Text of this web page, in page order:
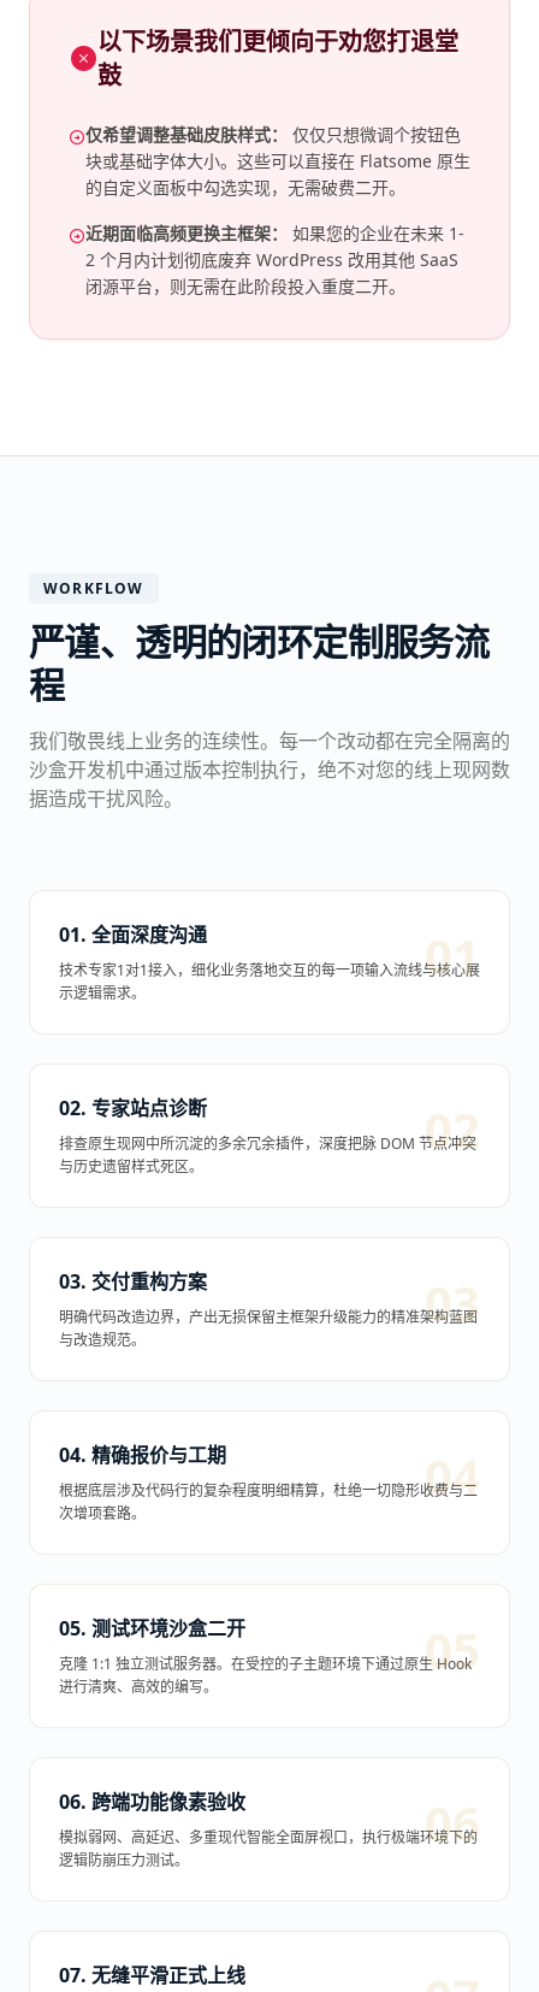
以下场景我们更倾向于劝您打退堂
鼓
仅希望调整基础皮肤样式：
仅仅只想微调个按钮色
块或基础字体大小。这些可以直接在 Flatsome 原生
的自定义面板中勾选实现，无需破费二开。
近期面临高频更换主框架：
如果您的企业在未来 1-
2 个月内计划彻底废弃 WordPress 改用其他 SaaS
闭源平台，则无需在此阶段投入重度二开。
WORKFLOW
严谨、透明的闭环定制服务流
程
我们敬畏线上业务的连续性。每一个改动都在完全隔离的
沙盒开发机中通过版本控制执行，绝不对您的线上现网数
据造成干扰风险。
01. 全面深度沟通
技术专家1对1接入，细化业务落地交互的每一项输入流线与核心展
示逻辑需求。
02. 专家站点诊断
排查原生现网中所沉淀的多余冗余插件，深度把脉 DOM 节点冲突
与历史遗留样式死区。
03. 交付重构方案
明确代码改造边界，产出无损保留主框架升级能力的精准架构蓝图
与改造规范。
04. 精确报价与工期
根据底层涉及代码行的复杂程度明细精算，杜绝一切隐形收费与二
次增项套路。
05. 测试环境沙盒二开
克隆 1:1 独立测试服务器。在受控的子主题环境下通过原生 Hook
进行清爽、高效的编写。
06. 跨端功能像素验收
模拟弱网、高延迟、多重现代智能全面屏视口，执行极端环境下的
逻辑防崩压力测试。
07. 无缝平滑正式上线